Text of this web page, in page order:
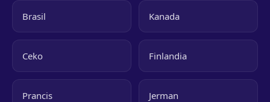
Brasil Kanada
Ceko Finlandia
Prancis Jerman